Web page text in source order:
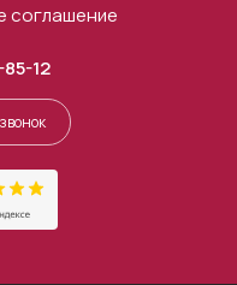
соглашение
12